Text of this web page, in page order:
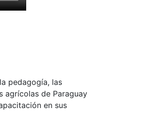
pedagogía, las
agrícolas de Paraguay
en sus